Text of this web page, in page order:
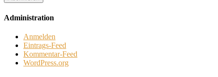
Administration
Anmelden
Eintrags-Feed
Kommentar-Feed
WordPress.org